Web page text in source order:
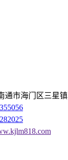
通市海门区三星镇